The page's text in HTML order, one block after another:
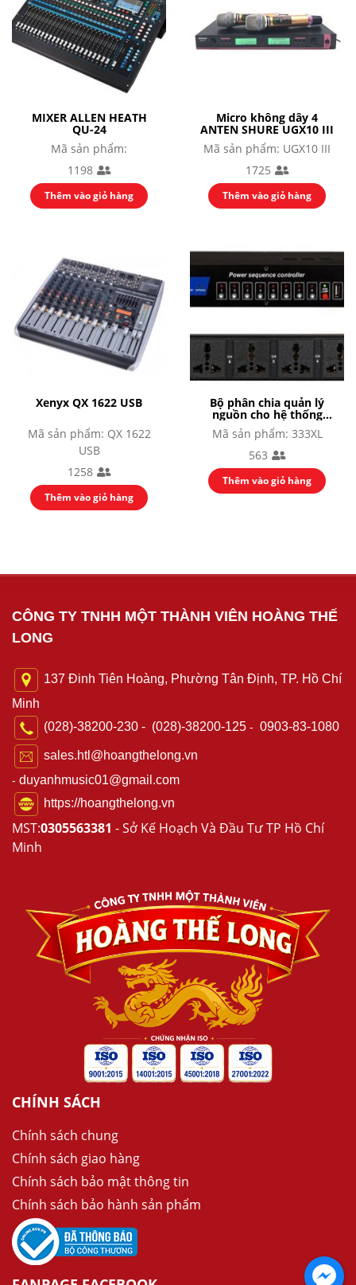
MIXER ALLEN HEATH
QU-24
Mã sản phẩm:
1198
Thêm vào giỏ hàng
Micro không dây 4
ANTEN SHURE UGX10 III
Mã sản phẩm: UGX10 III
1725
Thêm vào giỏ hàng
Xenyx QX 1622 USB
Mã sản phẩm: QX 1622
USB
1258
Thêm vào giỏ hàng
Bộ phân chia quản lý
nguồn cho hệ thống
333XL Bosa
Mã sản phẩm: 333XL
563
Thêm vào giỏ hàng
CÔNG TY TNHH MỘT THÀNH VIÊN HOÀNG THẾ
LONG
137 Đinh Tiên Hoàng, Phường Tân Định, TP. Hồ Chí
Minh
(028)-38200-230 - (028)-38200-125 - 0903-83-1080
sales.htl@hoangthelong.vn
- duyanhmusic01@gmail.com
https://hoangthelong.vn
MST:0305563381 - Sở Kế Hoạch Và Đầu Tư TP Hồ Chí
Minh
CHÍNH SÁCH
Chính sách chung
Chính sách giao hàng
Chính sách bảo mật thông tin
Chính sách bảo hành sản phẩm